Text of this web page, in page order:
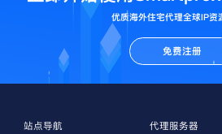
优质海外住宅代理全球IP资
免费注册
站点导航 代理服务器